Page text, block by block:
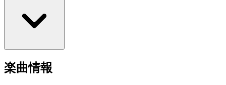
楽曲情報